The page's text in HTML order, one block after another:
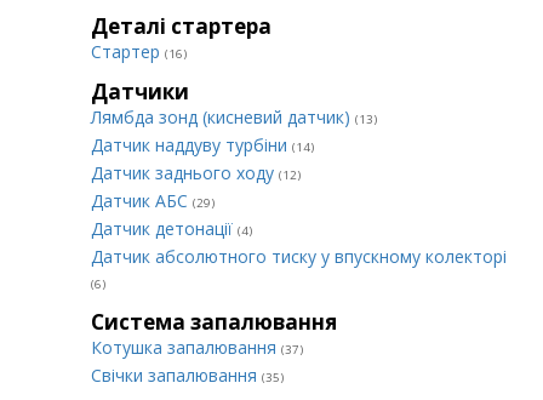
Деталі стартера
Стартер (16)
Датчики
Лямбда зонд (кисневий датчик) (13)
Датчик наддуву турбіни (14)
Датчик заднього ходу (12)
Датчик АБС (29)
Датчик детонації (4)
Датчик абсолютного тиску у впускному колекторі
(6)
Система запалювання
Котушка запалювання (37)
Свічки запалювання (35)